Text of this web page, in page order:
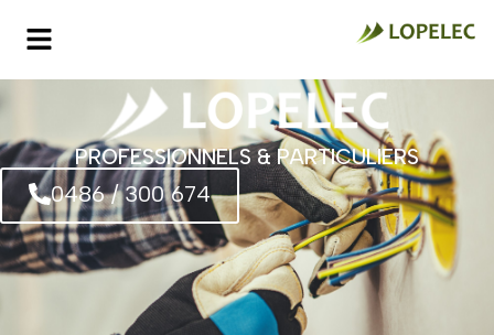
PROFESSIONNELS & PARTICULIERS
0486 / 300 674